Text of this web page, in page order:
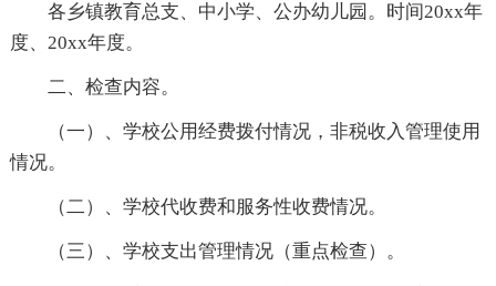
各乡镇教育总支、中小学、公办幼儿园。时间20xx年
度、20xx年度。
二、检查内容。
（一）、学校公用经费拨付情况，非税收入管理使用
情况。
（二）、学校代收费和服务性收费情况。
（三）、学校支出管理情况（重点检查）。